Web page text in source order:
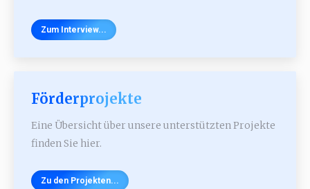
Zum Interview...
Förderprojekte
Eine Übersicht über unsere unterstützten Projekte
finden Sie hier.
Zu den Projekten...